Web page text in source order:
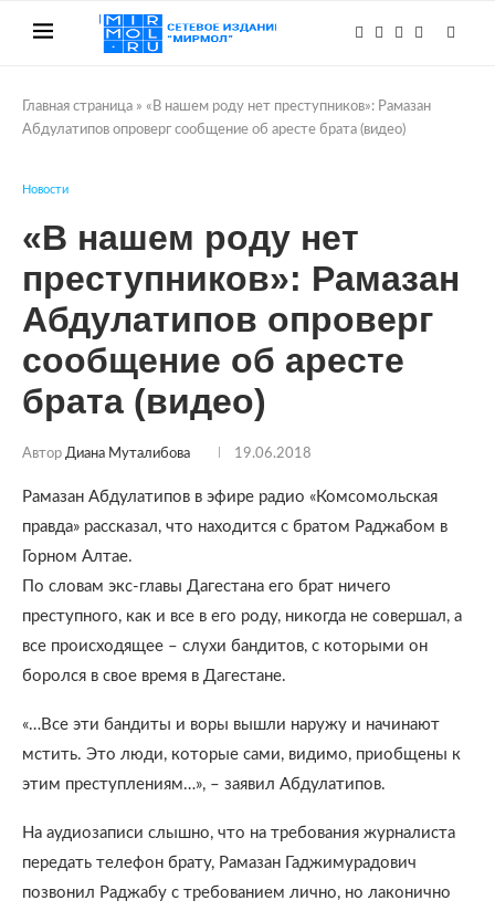
Главная страница » «В нашем роду нет преступников»: Рамазан
Абдулатипов опроверг сообщение об аресте брата (видео)
Новости
«В нашем роду нет
преступников»: Рамазан
Абдулатипов опроверг
сообщение об аресте
брата (видео)
Автор Диана Муталибова 19.06.2018
Рамазан Абдулатипов в эфире радио «Комсомольская
правда» рассказал, что находится с братом Раджабом в
Горном Алтае.
По словам экс-главы Дагестана его брат ничего
преступного, как и все в его роду, никогда не совершал, а
все происходящее – слухи бандитов, с которыми он
боролся в свое время в Дагестане.
«…Все эти бандиты и воры вышли наружу и начинают
мстить. Это люди, которые сами, видимо, приобщены к
этим преступлениям…», – заявил Абдулатипов.
На аудиозаписи слышно, что на требования журналиста
передать телефон брату, Рамазан Гаджимурадович
позвонил Раджабу с требованием лично, но лаконично